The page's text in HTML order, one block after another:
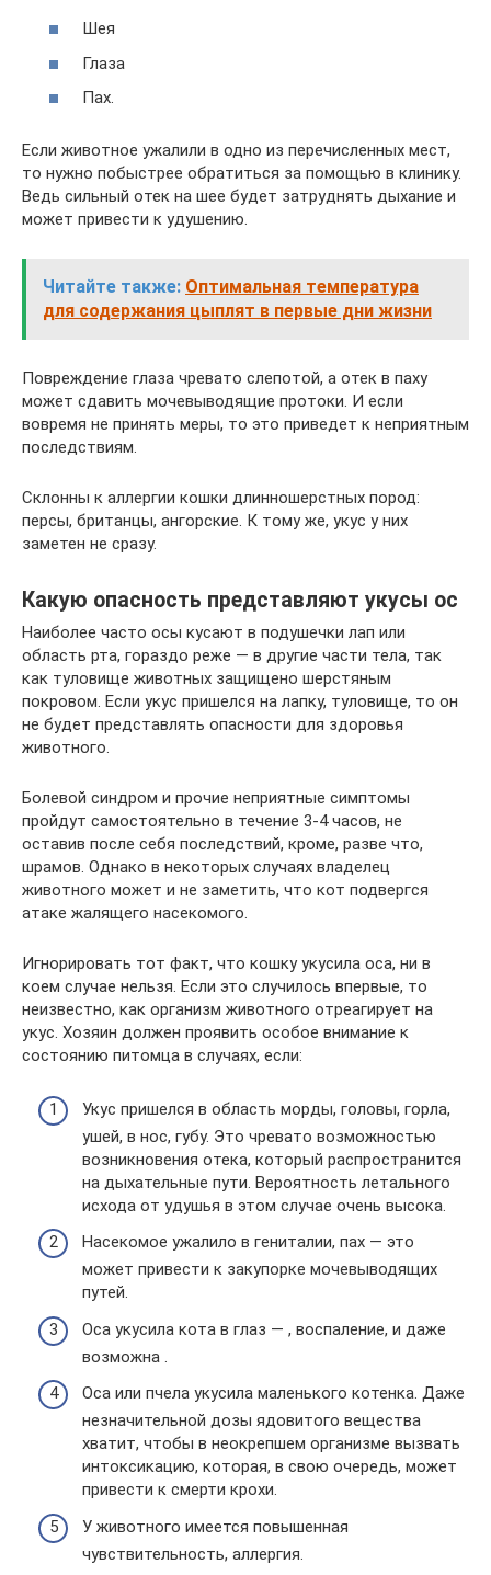
Шея
Глаза
Пах.
Если животное ужалили в одно из перечисленных мест,
то нужно побыстрее обратиться за помощью в клинику.
Ведь сильный отек на шее будет затруднять дыхание и
может привести к удушению.
Читайте также: Оптимальная температура
для содержания цыплят в первые дни жизни
Повреждение глаза чревато слепотой, а отек в паху
может сдавить мочевыводящие протоки. И если
вовремя не принять меры, то это приведет к неприятным
последствиям.
Склонны к аллергии кошки длинношерстных пород:
персы, британцы, ангорские. К тому же, укус у них
заметен не сразу.
Какую опасность представляют укусы ос
Наиболее часто осы кусают в подушечки лап или
область рта, гораздо реже — в другие части тела, так
как туловище животных защищено шерстяным
покровом. Если укус пришелся на лапку, туловище, то он
не будет представлять опасности для здоровья
животного.
Болевой синдром и прочие неприятные симптомы
пройдут самостоятельно в течение 3-4 часов, не
оставив после себя последствий, кроме, разве что,
шрамов. Однако в некоторых случаях владелец
животного может и не заметить, что кот подвергся
атаке жалящего насекомого.
Игнорировать тот факт, что кошку укусила оса, ни в
коем случае нельзя. Если это случилось впервые, то
неизвестно, как организм животного отреагирует на
укус. Хозяин должен проявить особое внимание к
состоянию питомца в случаях, если:
Укус пришелся в область морды, головы, горла,
ушей, в нос, губу. Это чревато возможностью
возникновения отека, который распространится
на дыхательные пути. Вероятность летального
исхода от удушья в этом случае очень высока.
Насекомое ужалило в гениталии, пах — это
может привести к закупорке мочевыводящих
путей.
Оса укусила кота в глаз — , воспаление, и даже
возможна .
Оса или пчела укусила маленького котенка. Даже
незначительной дозы ядовитого вещества
хватит, чтобы в неокрепшем организме вызвать
интоксикацию, которая, в свою очередь, может
привести к смерти крохи.
У животного имеется повышенная
чувствительность, аллергия.